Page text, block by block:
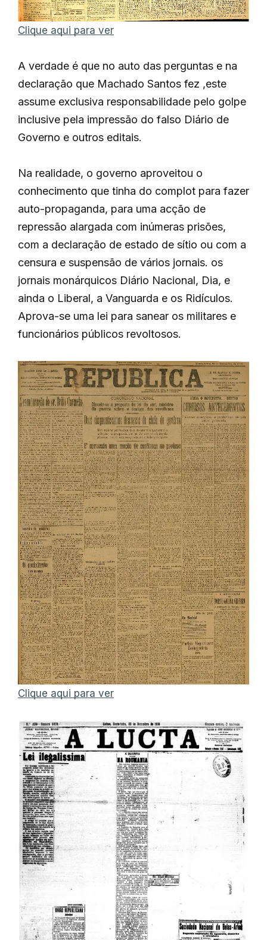
Clique aqui para ver
A verdade é que no auto das perguntas e na
declaração que Machado Santos fez ,este
assume exclusiva responsabilidade pelo golpe
inclusive pela impressão do falso Diário de
Governo e outros editais.
Na realidade, o governo aproveitou o
conhecimento que tinha do complot para fazer
auto-propaganda, para uma acção de
repressão alargada com inúmeras prisões,
com a declaração de estado de sítio ou com a
censura e suspensão de vários jornais. os
jornais monárquicos Diário Nacional, Dia, e
ainda o Liberal, a Vanguarda e os Ridículos.
Aprova-se uma lei para sanear os militares e
funcionários públicos revoltosos.
Clique aqui para ver